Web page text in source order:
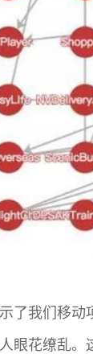
示了我们移
眼花缭乱。